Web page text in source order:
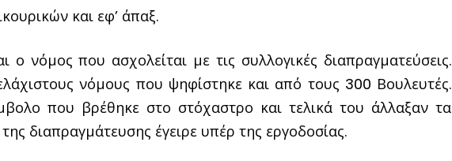
και εφ’ άπαξ.
ο νόμος που ασχολείται με τις συλλογικές διαπραγματεύσεις.
νόμους που ψηφίστηκε και από τους 300 Βουλευτές.
που βρέθηκε στο στόχαστρο και τελικά του άλλαξαν τα
διαπραγμάτευσης έγειρε υπέρ της εργοδοσίας.